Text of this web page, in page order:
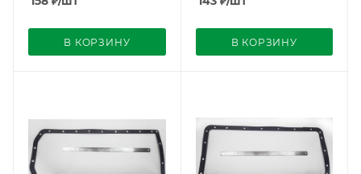
В КОРЗИНУ В КОРЗИНУ